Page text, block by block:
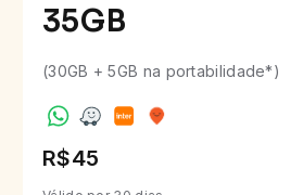
35GB
(30GB + 5GB na portabilidade*)
R$45